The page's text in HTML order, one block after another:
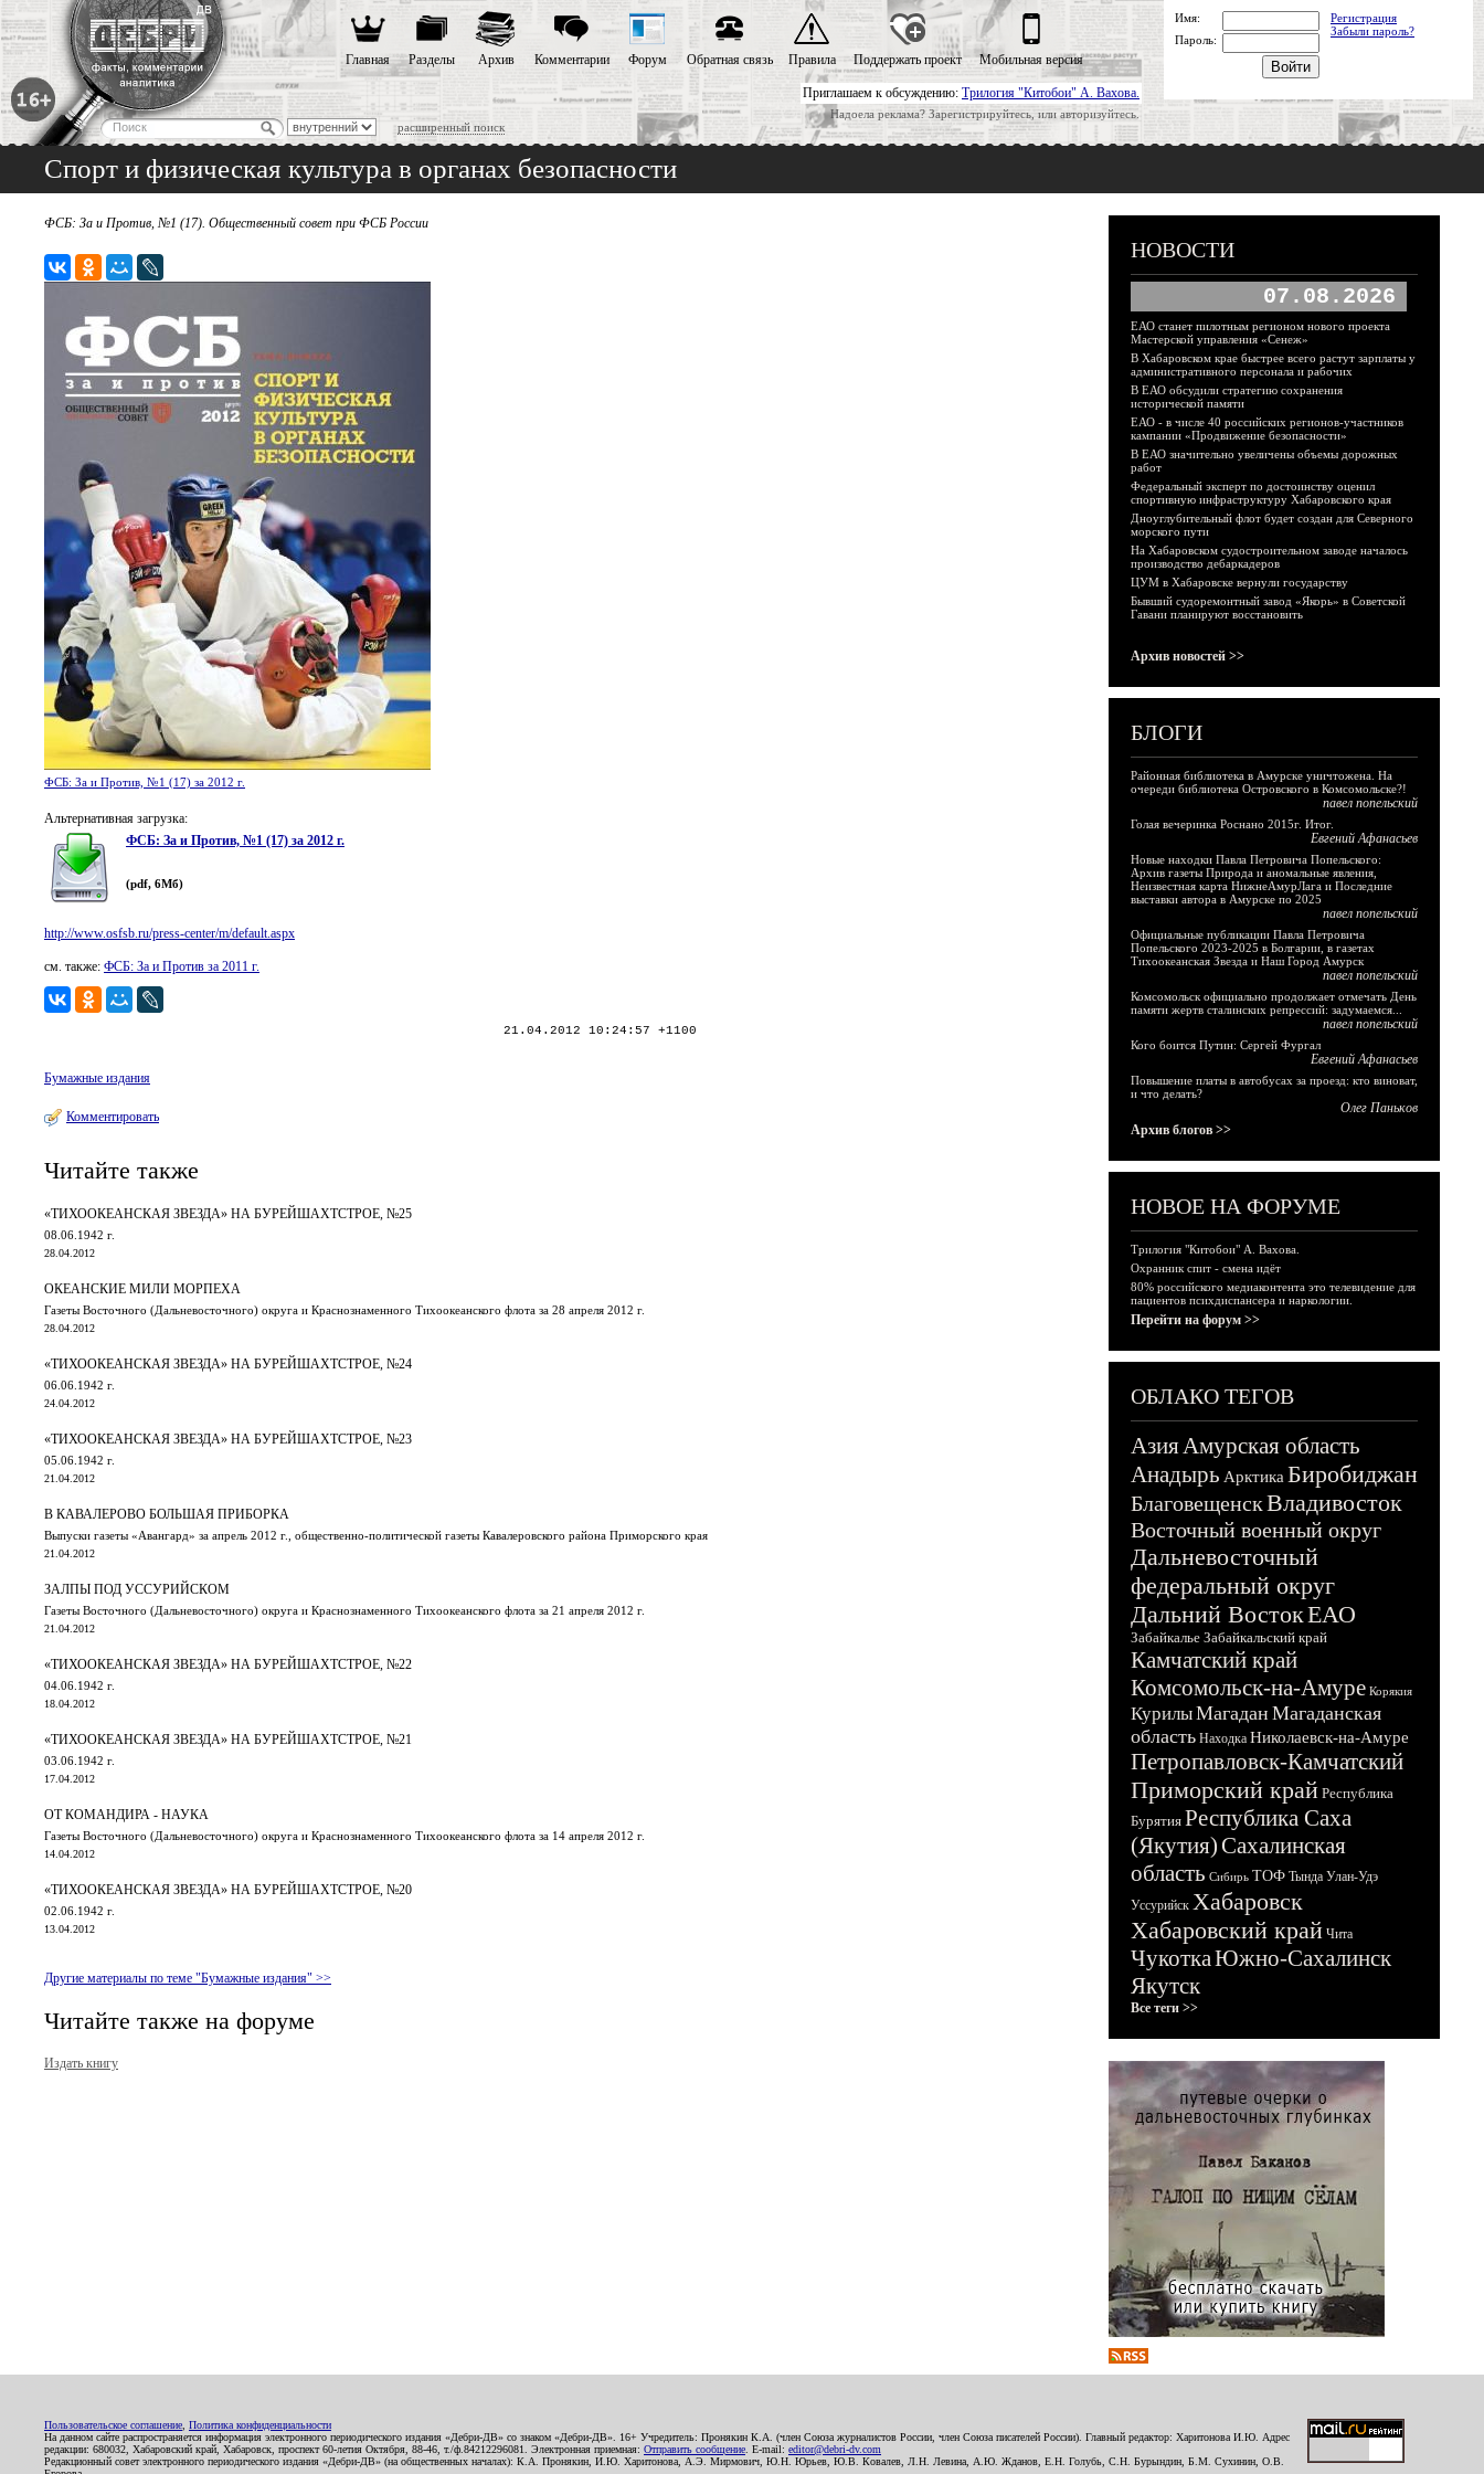
Приглашаем к обсуждению: Трилогия "Китобои" А. Вахова.
Надоела реклама? Зарегистрируйтесь, или авторизуйтесь.
расширенный поиск
Главная Разделы Архив Комментарии Форум Обратная связь Правила Поддержать проект Мобильная версия
Имя:
Регистрация
Забыли пароль?
Пароль:
Спорт и физическая культура в органах безопасности
ФСБ: За и Против, №1 (17). Общественный совет при ФСБ России
ФСБ: За и Против, №1 (17) за 2012 г.
Альтернативная загрузка:
ФСБ: За и Против, №1 (17) за 2012 г.
(pdf, 6Мб)
http://www.osfsb.ru/press-center/m/default.aspx
см. также: ФСБ: За и Против за 2011 г.
21.04.2012 10:24:57 +1100
Бумажные издания
Комментировать
Читайте также
«ТИХООКЕАНСКАЯ ЗВЕЗДА» НА БУРЕЙШАХТСТРОЕ, №25
08.06.1942 г.
28.04.2012
ОКЕАНСКИЕ МИЛИ МОРПЕХА
Газеты Восточного (Дальневосточного) округа и Краснознаменного Тихоокеанского флота за 28 апреля 2012 г.
28.04.2012
«ТИХООКЕАНСКАЯ ЗВЕЗДА» НА БУРЕЙШАХТСТРОЕ, №24
06.06.1942 г.
24.04.2012
«ТИХООКЕАНСКАЯ ЗВЕЗДА» НА БУРЕЙШАХТСТРОЕ, №23
05.06.1942 г.
21.04.2012
В КАВАЛЕРОВО БОЛЬШАЯ ПРИБОРКА
Выпуски газеты «Авангард» за апрель 2012 г., общественно-политической газеты Кавалеровского района Приморского края
21.04.2012
ЗАЛПЫ ПОД УССУРИЙСКОМ
Газеты Восточного (Дальневосточного) округа и Краснознаменного Тихоокеанского флота за 21 апреля 2012 г.
21.04.2012
«ТИХООКЕАНСКАЯ ЗВЕЗДА» НА БУРЕЙШАХТСТРОЕ, №22
04.06.1942 г.
18.04.2012
«ТИХООКЕАНСКАЯ ЗВЕЗДА» НА БУРЕЙШАХТСТРОЕ, №21
03.06.1942 г.
17.04.2012
ОТ КОМАНДИРА - НАУКА
Газеты Восточного (Дальневосточного) округа и Краснознаменного Тихоокеанского флота за 14 апреля 2012 г.
14.04.2012
«ТИХООКЕАНСКАЯ ЗВЕЗДА» НА БУРЕЙШАХТСТРОЕ, №20
02.06.1942 г.
13.04.2012
Другие материалы по теме "Бумажные издания" >>
Читайте также на форуме
Издать книгу
НОВОСТИ
07.08.2026
ЕАО станет пилотным регионом нового проекта
Мастерской управления «Сенеж»
В Хабаровском крае быстрее всего растут зарплаты у
административного персонала и рабочих
В ЕАО обсудили стратегию сохранения
исторической памяти
ЕАО - в числе 40 российских регионов-участников
кампании «Продвижение безопасности»
В ЕАО значительно увеличены объемы дорожных
работ
Федеральный эксперт по достоинству оценил
спортивную инфраструктуру Хабаровского края
Дноуглубительный флот будет создан для Северного
морского пути
На Хабаровском судостроительном заводе началось
производство дебаркадеров
ЦУМ в Хабаровске вернули государству
Бывший судоремонтный завод «Якорь» в Советской
Гавани планируют восстановить
Архив новостей >>
БЛОГИ
Районная библиотека в Амурске уничтожена. На
очереди библиотека Островского в Комсомольске?!
павел попельский
Голая вечеринка Роснано 2015г. Итог.
Евгений Афанасьев
Новые находки Павла Петровича Попельского:
Архив газеты Природа и аномальные явления,
Неизвестная карта НижнеАмурЛага и Последние
выставки автора в Амурске по 2025
павел попельский
Официальные публикации Павла Петровича
Попельского 2023-2025 в Болгарии, в газетах
Тихоокеанская Звезда и Наш Город Амурск
павел попельский
Комсомольск официально продолжает отмечать День
памяти жертв сталинских репрессий: задумаемся...
павел попельский
Кого боится Путин: Сергей Фургал
Евгений Афанасьев
Повышение платы в автобусах за проезд: кто виноват,
и что делать?
Олег Паньков
Архив блогов >>
НОВОЕ НА ФОРУМЕ
Трилогия "Китобои" А. Вахова.
Охранник спит - смена идёт
80% российского медиаконтента это телевидение для
пациентов психдиспансера и наркологии.
Перейти на форум >>
ОБЛАКО ТЕГОВ
АзияАмурская область
Анадырь Арктика Биробиджан
БлаговещенскВладивосток
Восточный военный округ
Дальневосточный
федеральный округ
Дальний ВостокЕАО
Забайкалье Забайкальский край
Камчатский край
Комсомольск-на-Амуре Корякия
КурилыМагадан Магаданская
область Находка Николаевск-на-Амуре
Петропавловск-Камчатский
Приморский край Республика
Бурятия Республика Саха
(Якутия)Сахалинская
область Сибирь ТОФ Тында Улан-Удэ
Уссурийск Хабаровск
Хабаровский край Чита
ЧукоткаЮжно-Сахалинск
Якутск
Все теги >>
Пользовательское соглашение Политика конфиденциальности
На данном сайте распространяется информация электронного периодического издания «Дебри-ДВ» со знаком «Дебри-ДВ». 16+ Учредитель: Пронякин К.А. (член Союза журналистов России, член Союза писателей России). Главный редактор: Харитонова И.Ю. Адрес
редакции: 680032, Хабаровский край, Хабаровск, проспект 60-летия Октября, 88-46, т./ф.84212296081. Электронная приемная: Отправить сообщение . E-mail: editor@debri-dv.com
Редакционный совет электронного периодического издания «Дебри-ДВ» (на общественных началах): К.А. Пронякин, И.Ю. Харитонова, А.Э. Мирмович, Ю.Н. Юрьев, Ю.В. Ковалев, Л.Н. Левина, А.Ю. Жданов, Е.Н. Голубь, С.Н. Бурындин, Б.М. Сухинин, О.В.